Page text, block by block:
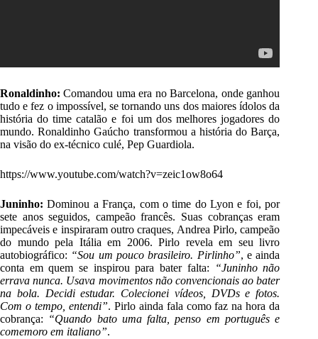
Ronaldinho: Comandou uma era no Barcelona, onde ganhou
tudo e fez o impossível, se tornando uns dos maiores ídolos da
história do time catalão e foi um dos melhores jogadores do
mundo. Ronaldinho Gaúcho transformou a história do Barça,
na visão do ex-técnico culé, Pep Guardiola.
https://www.youtube.com/watch?v=zeic1ow8o64
Juninho: Dominou a França, com o time do Lyon e foi, por
sete anos seguidos, campeão francês. Suas cobranças eram
impecáveis e inspiraram outro craques, Andrea Pirlo, campeão
do mundo pela Itália em 2006. Pirlo revela em seu livro
autobiográfico: “Sou um pouco brasileiro. Pirlinho”, e ainda
conta em quem se inspirou para bater falta:
“Juninho não
errava nunca. Usava movimentos não convencionais ao bater
na bola. Decidi estudar. Colecionei vídeos, DVDs e fotos.
Com o tempo, entendi”. Pirlo ainda fala como faz na hora da
cobrança: “Quando bato uma falta, penso em português e
comemoro em italiano”.